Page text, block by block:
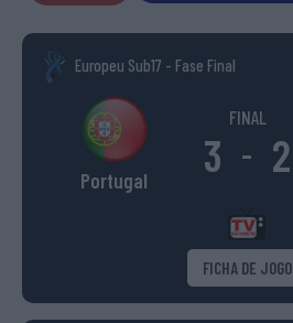
Europeu Sub17 - Fase Final
Portugal
FINAL
3 - 2
FICHA DE JOGO